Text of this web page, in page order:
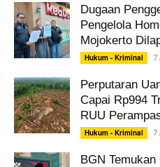
Dugaan
Pengelola
Mojokerto
Hukum - Kriminal 7
Perputaran
Capai Rp994
RUU
Hukum - Kriminal 7
BGN